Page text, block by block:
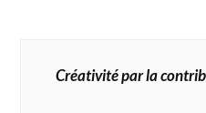
Créativité par la